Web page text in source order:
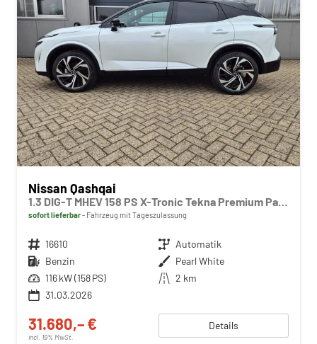
Nissan Qashqai
1.3 DIG-T MHEV 158 PS X-Tronic Tekna Premium Paket 20"LM Teil-Leder PanoGlasdach Klimaautomatik Sitzheizung Lenkradheizung Navi Head-Up Display elektr. Heckklappe ACC PDC v+h 360°Kamera DAB Bluetooth Touchscreen Apple CarPlay Android Auto
sofort lieferbar Fahrzeug mit Tageszulassung
Fahrzeugnr. 16610 Getriebe Automatik
Kraftstoff Benzin Außenfarbe Pearl White
Leistung 116 kW (158 PS) Kilometerstand 2 km
31.03.2026
31.680,– €
incl. 19% MwSt.
Details